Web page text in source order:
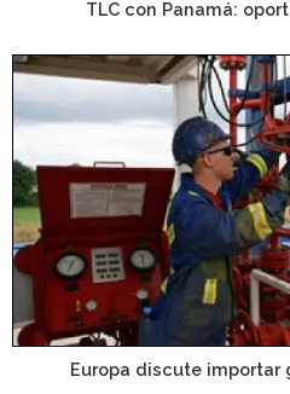
TLC con Panamá:
Europa discute